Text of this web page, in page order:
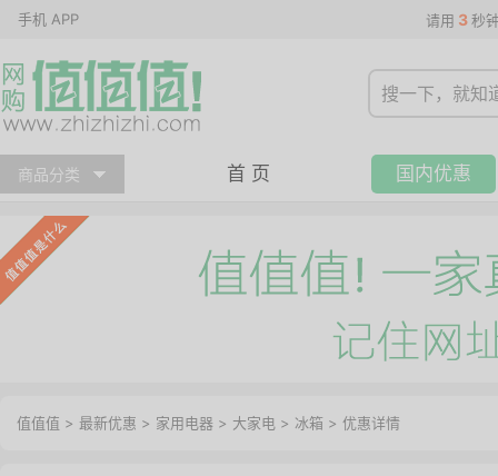
手机 APP 请用 3 秒
商品分类 首 页 国内优惠
值值值 > 最新优惠 > 家用电器 > 大家电 > 冰箱 > 优惠详情